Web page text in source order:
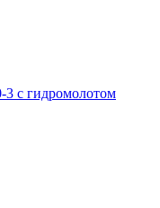
3 с гидромолотом